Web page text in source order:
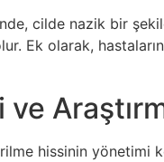
cilde nazik bir
Ek olarak,
hissinin yönetimi